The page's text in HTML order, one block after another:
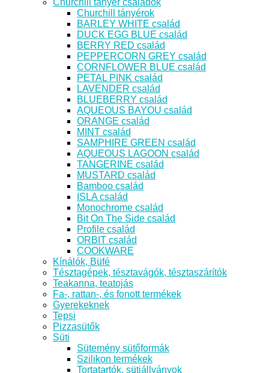
Churchill tányérok
BARLEY WHITE család
DUCK EGG BLUE család
BERRY RED család
PEPPERCORN GREY család
CORNFLOWER BLUE család
PETAL PINK család
LAVENDER család
BLUEBERRY család
AQUEOUS BAYOU család
ORANGE család
MINT család
SAMPHIRE GREEN család
AQUEOUS LAGOON család
TANGERINE család
MUSTARD család
Bamboo család
ISLA család
Monochrome család
Bit On The Side család
Profile család
ORBIT család
COOKWARE
Kínálók, Büfé
Tésztagépek, tésztavágók, tésztaszárítók
Teakanna, teatojás
Fa-, rattan-, és fonott termékek
Gyerekeknek
Tepsi
Pizzasütők
Süti
Sütemény sütőformák
Szilikon termékek
Tortatartók, sütiállványok